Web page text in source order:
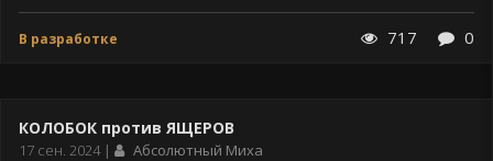
В разработке 717 0
КОЛОБОК против ЯЩЕРОВ
Дата
17 сен. 2024
Абсолютный Миха